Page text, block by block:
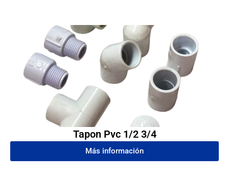
Tapon Pvc 1/2 3/4
Más información